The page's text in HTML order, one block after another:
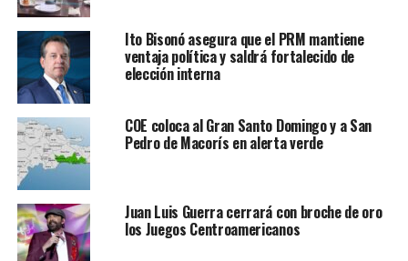
Ito Bisonó asegura que el PRM mantiene
ventaja política y saldrá fortalecido de
elección interna
COE coloca al Gran Santo Domingo y a San
Pedro de Macorís en alerta verde
Juan Luis Guerra cerrará con broche de oro
los Juegos Centroamericanos